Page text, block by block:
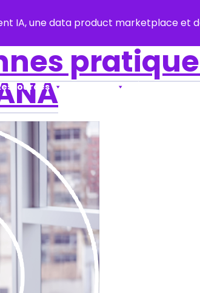
IA, une data product marketplace et